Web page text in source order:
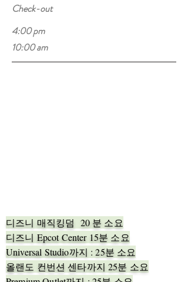
Check-out
4:00 pm
10:00 am
디즈니 매직킹덤 20 분 소요
디즈니 Epcot Center 15분 소요
Universal Studio까지 : 25분 소요
올랜도 컨번션 센타까지 25분 소요